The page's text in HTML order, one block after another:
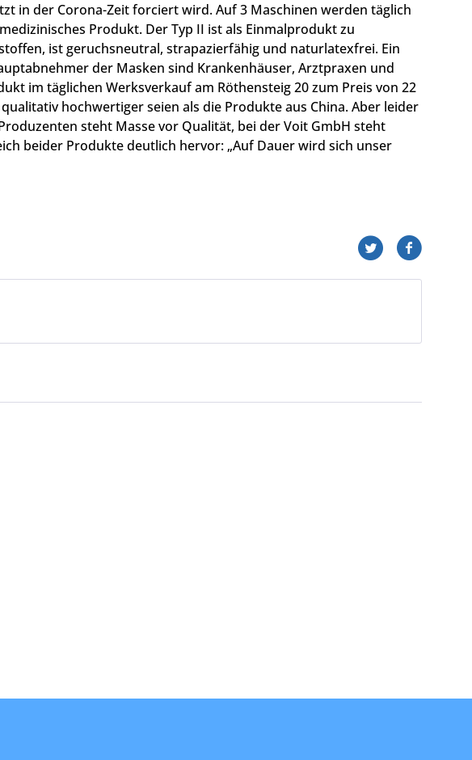
in der Corona-Zeit forciert wird. Auf 3 Maschinen werden täglich
Produkt. Der Typ II ist als Einmalprodukt zu
ist geruchsneutral, strapazierfähig und naturlatexfrei. Ein
der Masken sind Krankenhäuser, Arztpraxen und
im täglichen Werksverkauf am Röthensteig 20 zum Preis von 22
hochwertiger seien als die Produkte aus China. Aber leider
steht Masse vor Qualität, bei der Voit GmbH steht
beider Produkte deutlich hervor: „Auf Dauer wird sich unser